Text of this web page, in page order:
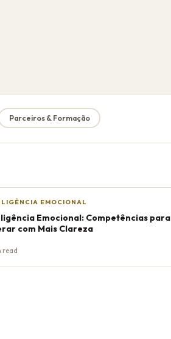
Parceiros & Formação
EMOCIONAL
Emocional: Competências para
com Mais Clareza
read